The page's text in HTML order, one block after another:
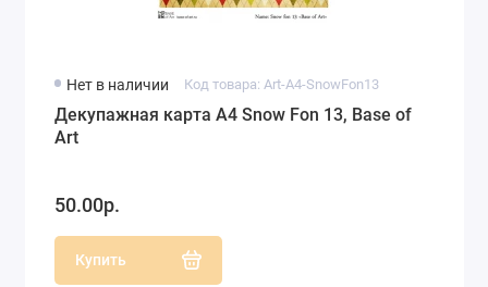
Нет в наличии Код товара: Art-A4-SnowFon13
Декупажная карта А4 Snow Fon 13, Base of
Art
50.00р.
Купить